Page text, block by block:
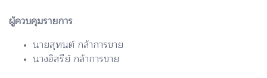
ผู้ควบคุมรายการ
นายสุทนต์ กล้าการขาย
นางอิสรีย์ กล้าการขาย